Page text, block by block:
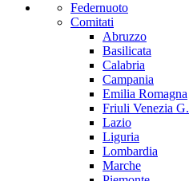
Federnuoto
Comitati
Abruzzo
Basilicata
Calabria
Campania
Emilia Romagna
Friuli Venezia G.
Lazio
Liguria
Lombardia
Marche